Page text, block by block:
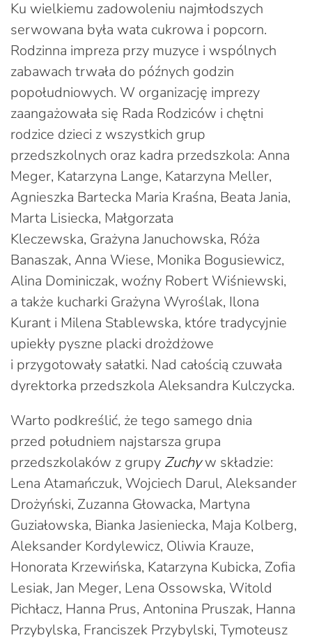
Ku wielkiemu zadowoleniu najmłodszych
serwowana była wata cukrowa i popcorn.
Rodzinna impreza przy muzyce i wspólnych
zabawach trwała do późnych godzin
popołudniowych. W organizację imprezy
zaangażowała się Rada Rodziców i chętni
rodzice dzieci z wszystkich grup
przedszkolnych oraz kadra przedszkola: Anna
Meger, Katarzyna Lange, Katarzyna Meller,
Agnieszka Bartecka Maria Kraśna, Beata Jania,
Marta Lisiecka, Małgorzata
Kleczewska, Grażyna Januchowska, Róża
Banaszak, Anna Wiese, Monika Bogusiewicz,
Alina Dominiczak, woźny Robert Wiśniewski,
a także kucharki Grażyna Wyroślak, Ilona
Kurant i Milena Stablewska, które tradycyjnie
upiekły pyszne placki drożdżowe
i przygotowały sałatki. Nad całością czuwała
dyrektorka przedszkola Aleksandra Kulczycka.
Warto podkreślić, że tego samego dnia
przed południem najstarsza grupa
przedszkolaków z grupy Zuchyw składzie:
Lena Atamańczuk, Wojciech Darul, Aleksander
Drożyński, Zuzanna Głowacka, Martyna
Guziałowska, Bianka Jasieniecka, Maja Kolberg,
Aleksander Kordylewicz, Oliwia Krauze,
Honorata Krzewińska, Katarzyna Kubicka, Zofia
Lesiak, Jan Meger, Lena Ossowska, Witold
Pichłacz, Hanna Prus, Antonina Pruszak, Hanna
Przybylska, Franciszek Przybylski, Tymoteusz